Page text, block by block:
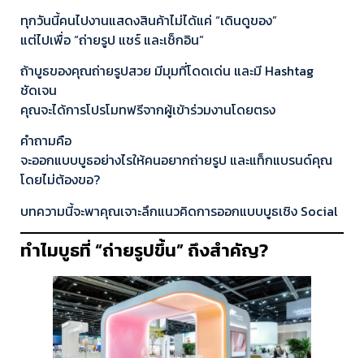
ทุกวันนี้คนไปงานแสดงสินค้าไม่ได้แค่ “เดินดูของ”
แต่ไปเพื่อ “ถ่ายรูป แชร์ และเช็กอิน”
ถ้าบูธของคุณถ่ายรูปสวย มีมุมที่โดดเด่น และมี Hashtag
ชัดเจน
คุณจะได้การโปรโมทฟรีจากผู้เข้าร่วมงานโดยตรง
คำถามคือ
จะออกแบบบูธอย่างไรให้คนอยากถ่ายรูป และแท็กแบรนด์คุณ
โดยไม่ต้องขอ?
บทความนี้จะพาคุณเจาะลึกแนวคิดการออกแบบบูธเชิง Social
ทำไมบูธที่ “ถ่ายรูปขึ้น” ถึงสำคัญ?